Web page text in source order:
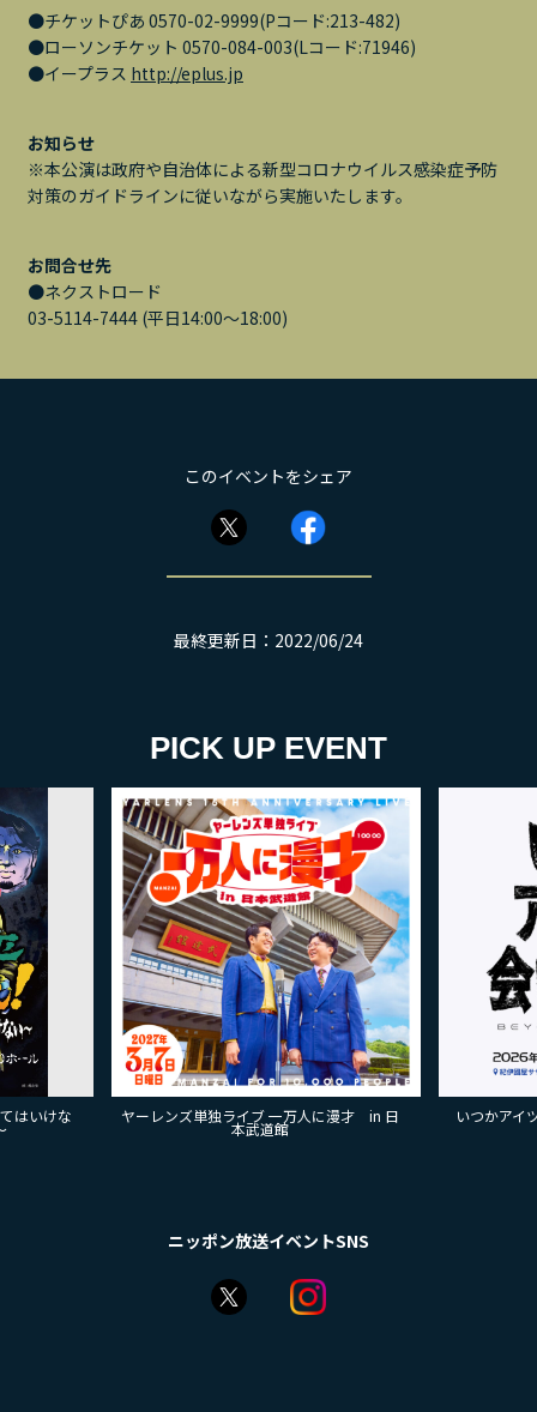
●チケットぴあ 0570-02-9999(Pコード:213-482)
●ローソンチケット 0570-084-003(Lコード:71946)
●イープラス http://eplus.jp
お知らせ
※本公演は政府や自治体による新型コロナウイルス感染症予防
対策のガイドラインに従いながら実施いたします。
お問合せ先
●ネクストロード
03-5114-7444 (平日14:00〜18:00)
このイベントをシェア
最終更新日：2022/06/24
PICK UP EVENT
はいけな ヤーレンズ単独ライブ 一万人に漫才 in 日
本武道館
いつかアイ
ニッポン放送イベントSNS